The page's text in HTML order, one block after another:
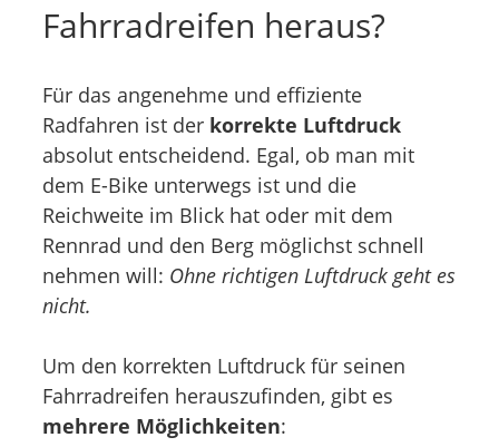
Fahrradreifen heraus?
Für das angenehme und effiziente
Radfahren ist der korrekte Luftdruck
absolut entscheidend. Egal, ob man mit
dem E-Bike unterwegs ist und die
Reichweite im Blick hat oder mit dem
Rennrad und den Berg möglichst schnell
nehmen will: Ohne richtigen Luftdruck geht es
nicht.
Um den korrekten Luftdruck für seinen
Fahrradreifen herauszufinden, gibt es
mehrere Möglichkeiten: